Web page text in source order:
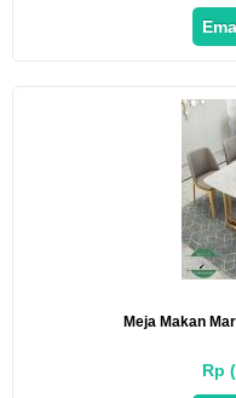
Meja Makan
Rp